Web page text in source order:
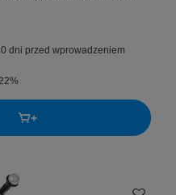
dni przed wprowadzeniem